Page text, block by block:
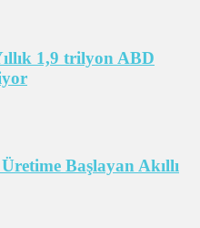
1,9 trilyon ABD
Başlayan Akıllı